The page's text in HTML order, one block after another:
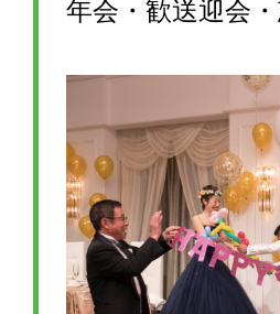
年会・歓送迎会